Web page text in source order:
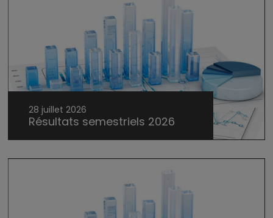
28 juillet 2026
Résultats semestriels 2026